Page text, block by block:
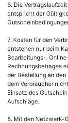
6. Die
entspricht der
7. Kosten für den
entstehen nur beim
Bearbeitungs-,
Rechnungsbetrages
der Bestellung an
dem Verbraucher
Einsatz des
Aufschläge.
8. Mit den Netzwerk-